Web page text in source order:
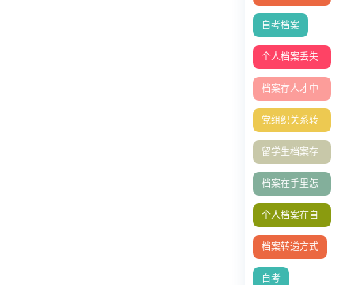
改
自考档案
个人档案丢失
如何补办
档案存人才中
心
党组织关系转
移
留学生档案存
放
档案在手里怎
么存档人才中
心
个人档案在自
己手里怎么办
档案转递方式
自考